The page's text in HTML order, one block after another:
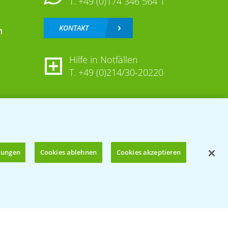
KONTAKT
Hilfe in Notfällen
T. +49 (0)214/30-20220
Cookies ablehnen Cookies akzeptieren